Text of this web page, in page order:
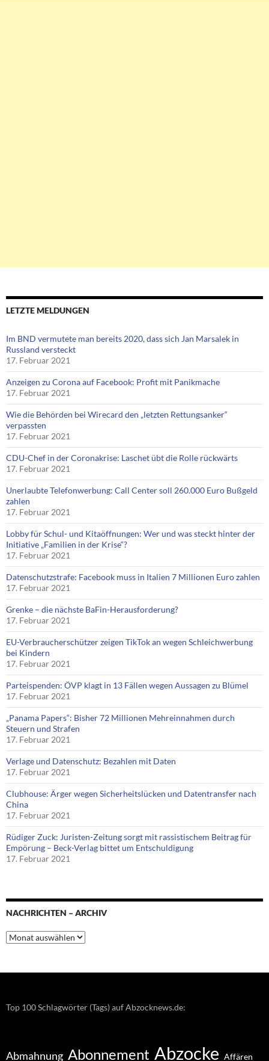
LETZTE MELDUNGEN
Im BND vermutete man bereits 2020, dass sich Jan Marsalek in
Russland versteckt
17. Februar 2021
Anzeigen zu Corona auf Facebook: Profit mit Panikmache
17. Februar 2021
Wie die Behörden bei Wirecard den „letzten Rettungsanker“
verpassten
17. Februar 2021
CDU-Chef in der Coronakrise: Laschet übt die Rolle rückwärts
17. Februar 2021
Unerlaubte Telefonwerbung: Call Center soll 260.000 Euro Bußgeld
zahlen
17. Februar 2021
Lobby für Schul- und Kitaöffnungen: Wer und was steckt hinter der
Initiative „Familien in der Krise“?
17. Februar 2021
Datenschutzstrafe: Facebook muss in Italien 7 Millionen Euro zahlen
17. Februar 2021
Grenke – die nächste BaFin-Herausforderung?
17. Februar 2021
EU-Verbraucherschützer zeigen TikTok an wegen Schleichwerbung
bei Kindern
17. Februar 2021
Parteispenden: ÖVP klagt in 13 Fällen wegen Aussagen zu Blümel
17. Februar 2021
„Panama Papers“: Bisher 72 Millionen Mehreinnahmen durch
Steuern und Strafen
17. Februar 2021
Verlage und Datenschutz: Bezahlen mit Daten
17. Februar 2021
Clubhouse: Ärger wegen Sicherheitslücken und Datentransfer nach
China
17. Februar 2021
Rüdiger Zuck: Juristen-Zeitung sorgt mit rassistischem Beitrag für
Empörung – Beck-Verlag bittet um Entschuldigung
17. Februar 2021
NACHRICHTEN – ARCHIV
Nachrichten
–
Top 100 Schlagwörter (Tags) auf Abzocknews.de:
Abmahnung Abonnement Abzocke Affären